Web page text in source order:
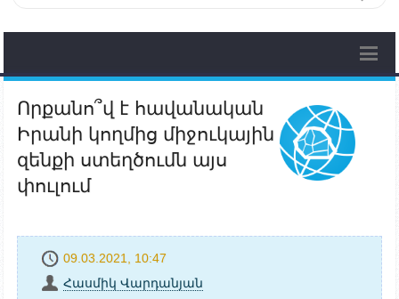
Որքանո՞վ է հավանական
Իրանի կողմից միջուկային
զենքի ստեղծումն այս
փուլում
09.03.2021, 10:47
Հասմիկ Վարդանյան